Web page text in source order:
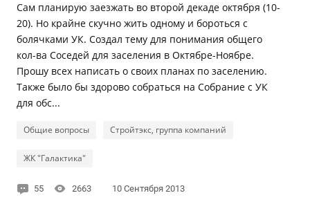
Сам планирую заезжать во второй декаде октября (10-
20). Но крайне скучно жить одному и бороться с
болячками УК. Создал тему для понимания общего
кол-ва Соседей для заселения в Октябре-Ноябре.
Прошу всех написать о своих планах по заселению.
Также было бы здорово собраться на Собрание с УК
для обс...
Общие вопросы Стройтэкс, группа компаний
ЖК "Галактика"
55 2663 10 Сентября 2013